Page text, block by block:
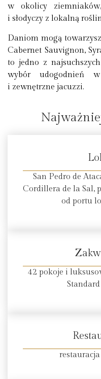
w okolicy
i słodyczy z lokalną
Daniom mogą
Cabernet Sauvignon,
to jedno z
wybór udogodnień
i zewnętrzne jacuzzi.
San Pedro de
Cordillera de la Sal,
od portu
42 pokoje i